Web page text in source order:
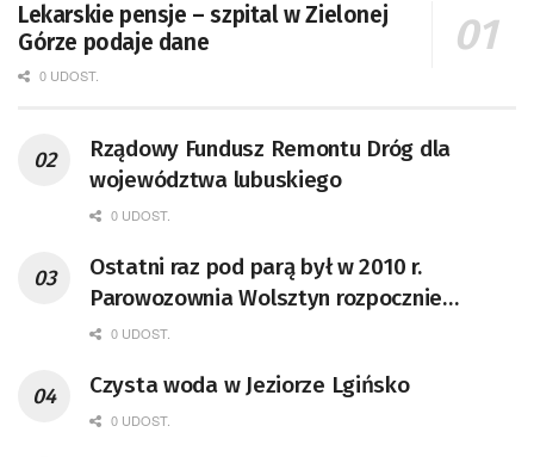
Lekarskie pensje – szpital w Zielonej
Górze podaje dane
0 UDOST.
Rządowy Fundusz Remontu Dróg dla
województwa lubuskiego
0 UDOST.
Ostatni raz pod parą był w 2010 r.
Parowozownia Wolsztyn rozpocznie
remont unikatowego Tr5-65
0 UDOST.
Czysta woda w Jeziorze Lgińsko
0 UDOST.